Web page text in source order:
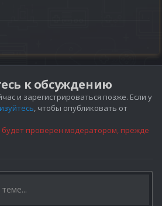
к обсуждению
и зарегистрироваться позже. Если у
, чтобы опубликовать от
будет проверен модератором, прежде